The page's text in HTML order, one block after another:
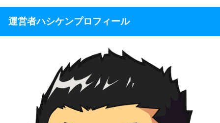
運営者ハシケンプロフィール